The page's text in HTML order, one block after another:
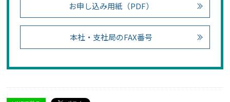
お申し込み用紙（PDF）
本社・支社局のFAX番号